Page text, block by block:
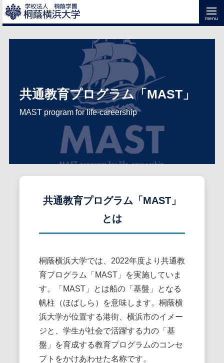
共通教育プログラム「MAST」
MAST program for life-careership
共通教育プログラム「MAST」
とは
桐蔭横浜大学では、2022年度より共通教
育プログラム「MAST」を実施していま
す。「MAST」とは船の「基盤」となる
帆柱（ほばしら）を意味します。桐蔭横
浜大学が位置する港街、横浜市のイメー
ジと、学生が社会で活躍する力の「基
盤」を育成する教育プログラムのコンセ
プトをかけあわせた名称です。